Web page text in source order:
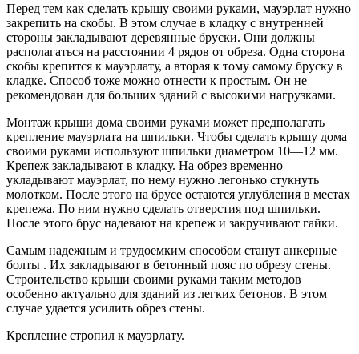
Перед тем как сделать крышу своими руками, мауэрлат нужно
закрепить на скобы. В этом случае в кладку с внутренней
стороны закладывают деревянные бруски. Они должны
располагаться на расстоянии 4 рядов от обреза. Одна сторона
скобы крепится к мауэрлату, а вторая к тому самому бруску в
кладке. Способ тоже можно отнести к простым. Он не
рекомендован для больших зданий с высокими нагрузками.
Монтаж крыши дома своими руками может предполагать
крепление мауэрлата на шпильки. Чтобы сделать крышу дома
своими руками используют шпильки диаметром 10—12 мм.
Крепеж закладывают в кладку. На обрез временно
укладывают мауэрлат, по нему нужно легонько стукнуть
молотком. После этого на брусе остаются углубления в местах
крепежа. По ним нужно сделать отверстия под шпильки.
После этого брус надевают на крепеж и закручивают гайки.
Самым надежным и трудоемким способом станут анкерные
болты . Их закладывают в бетонный пояс по обрезу стены.
Строительство крыши своими руками таким методов
особенно актуально для зданий из легких бетонов. В этом
случае удается усилить обрез стены.
Крепление стропил к мауэрлату.